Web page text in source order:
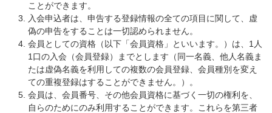
ことができます。
入会申込者は、申告する登録情報の全ての項目に関して、虚
偽の申告をすることは一切認められません。
会員としての資格（以下「会員資格」といいます。）は、1人
1口の入会（会員登録）までとします（同一名義、他人名義ま
たは虚偽名義を利用しての複数の会員登録、会員種別を変え
ての重複登録はすることができません。）。
会員は、会員番号、その他会員資格に基づく一切の権利を、
自らのためにのみ利用することができます。これらを第三者